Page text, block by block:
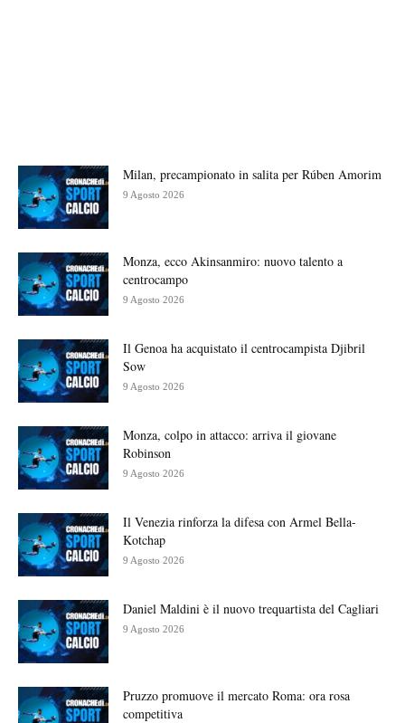
Milan, precampionato in salita per Rúben Amorim
9 Agosto 2026
Monza, ecco Akinsanmiro: nuovo talento a
centrocampo
9 Agosto 2026
Il Genoa ha acquistato il centrocampista Djibril
Sow
9 Agosto 2026
Monza, colpo in attacco: arriva il giovane
Robinson
9 Agosto 2026
Il Venezia rinforza la difesa con Armel Bella-
Kotchap
9 Agosto 2026
Daniel Maldini è il nuovo trequartista del Cagliari
9 Agosto 2026
Pruzzo promuove il mercato Roma: ora rosa
competitiva